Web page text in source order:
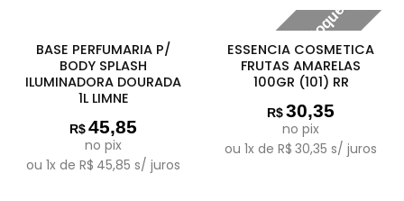
BASE PERFUMARIA P/
BODY SPLASH
ILUMINADORA DOURADA
1L LIMNE
R$45,85
no pix
ou 1x de R$ 45,85 s/ juros
Fora de estoque
ESSENCIA COSMETICA
FRUTAS AMARELAS
100GR (101) RR
R$30,35
no pix
ou 1x de R$ 30,35 s/ juros